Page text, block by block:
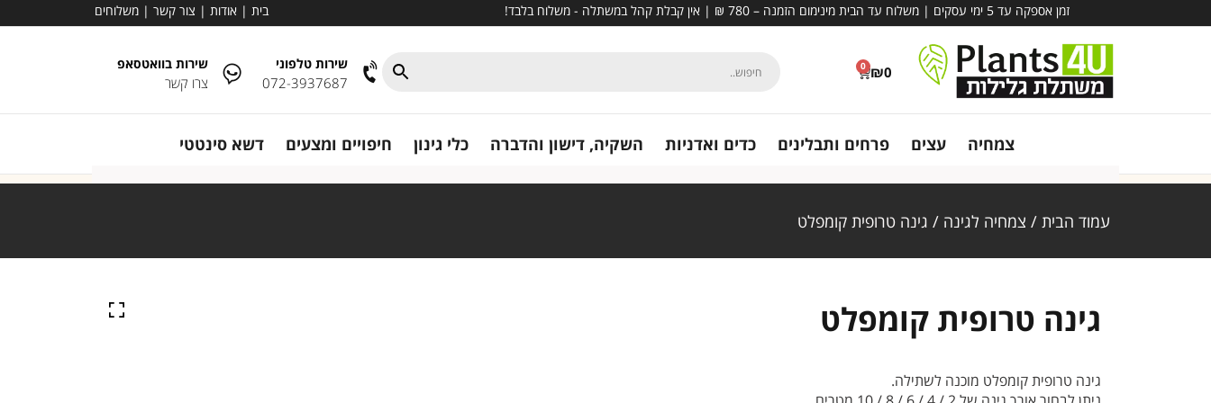
זמן אספקה עד 5 ימי עסקים | משלוח עד הבית מינימום הזמנה – 780 ₪ | אין קבלת קהל במשתלה - משלוח בלבד! בית| אודות| צור קשר| משלוחים
₪0
0 שירות טלפוני
072-3937687
שירות בוואטסאפ
צרו קשר
צמחיה עצים פרחים ותבלינים כדים ואדניות השקיה, דישון והדברה כלי גינון חיפויים ומצעים דשא סינטטי
עמוד הבית / צמחיה לגינה / גינה טרופית קומפלט
גינה טרופית קומפלט
גינה טרופית קומפלט מוכנה לשתילה.